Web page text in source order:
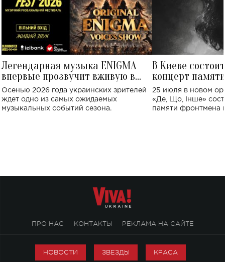
Легендарная музыка ENIGMA
впервые прозвучит вживую в
Украине: где состоится концерт
Осенью 2026 года украинских зрителей
ждет одно из самых ожидаемых
музыкальных событий сезона.
В Киеве
концерт
Клименко:
исполнят песни
25 июля в новом
«Де, Що, Інше»
памяти фронтмена
ПРО НАС КОНТАКТЫ РЕКЛАМА НА САЙТЕ
НОВОСТИ ЗВЕЗДЫ КРАСА